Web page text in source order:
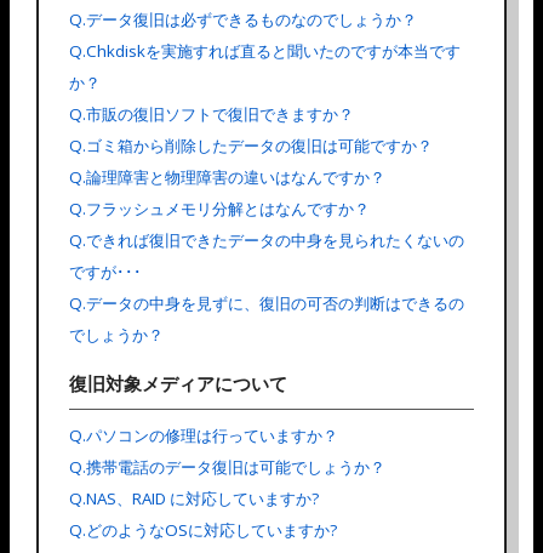
Q.データ復旧は必ずできるものなのでしょうか？
Q.Chkdiskを実施すれば直ると聞いたのですが本当です
か？
Q.市販の復旧ソフトで復旧できますか？
Q.ゴミ箱から削除したデータの復旧は可能ですか？
Q.論理障害と物理障害の違いはなんですか？
Q.フラッシュメモリ分解とはなんですか？
Q.できれば復旧できたデータの中身を見られたくないの
ですが･･･
Q.データの中身を見ずに、復旧の可否の判断はできるの
でしょうか？
復旧対象メディアについて
Q.パソコンの修理は行っていますか？
Q.携帯電話のデータ復旧は可能でしょうか？
Q.NAS、RAID に対応していますか?
Q.どのようなOSに対応していますか?